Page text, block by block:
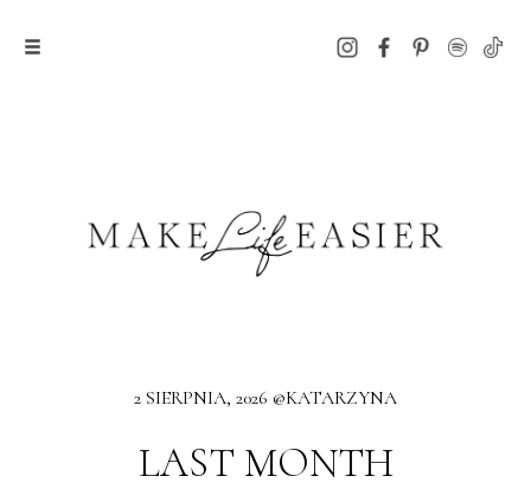
2 SIERPNIA, 2026 @KATARZYNA
LAST MONTH